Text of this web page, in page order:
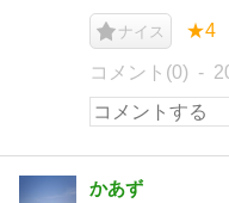
ナイス ★4
コメント(0)
かあず